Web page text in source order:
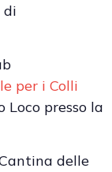
di
per i Colli
Loco presso la
delle